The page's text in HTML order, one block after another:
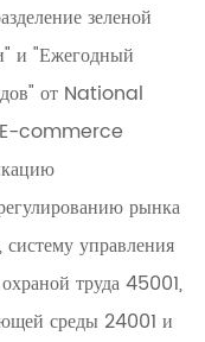
зеленой
и "Ежегодный
от National
commerce
рынка
управления
труда 45001,
среды 24001 и